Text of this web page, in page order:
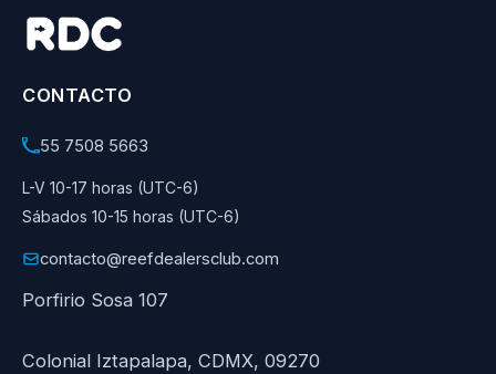
CONTACTO
55 7508 5663
L-V 10-17 horas (UTC-6)
Sábados 10-15 horas (UTC-6)
contacto@reefdealersclub.com
Porfirio Sosa 107
Colonial Iztapalapa, CDMX, 09270